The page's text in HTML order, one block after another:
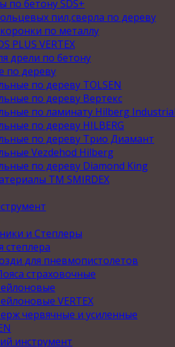
по бетону SDS+
пил,сверла по дереву
по металлу
PLUS VERTEX
дрели по бетону
по дереву
по дереву TOLSEN
по дереву Вертекс
по ламинату Hilberg
по дереву HILBERG
по дереву Трио Диамант
Vezdehod Hilberg
по дереву Diamond King
ТМ SMIRDEX
и Степлеры
степлера
для пневмопистолетов
страховочные
VERTEX
червячные и усиленные
инструмент